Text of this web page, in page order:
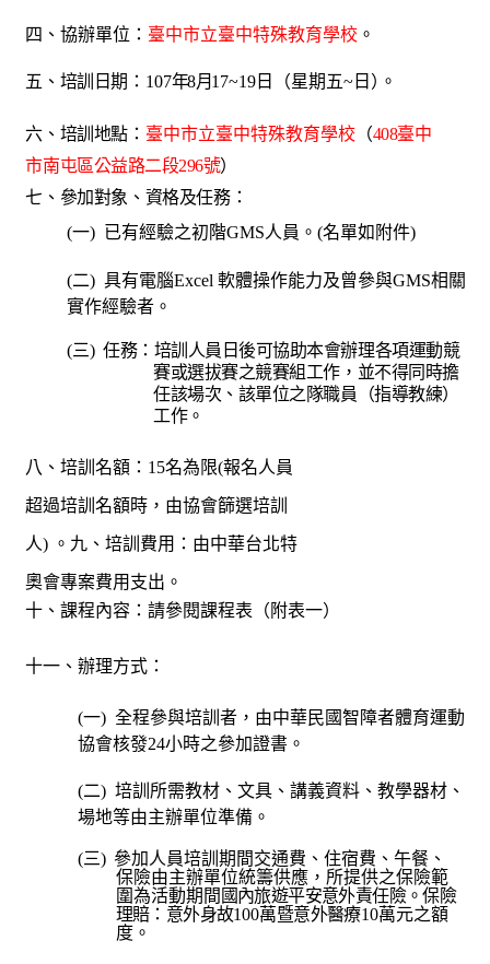
四、協辦單位： 臺中市立臺中特殊教育學校 。
五、培訓日期： 107年8月17~19日（星期五~日 ） 。
六、培訓地點： 臺中市立臺中特殊教育學校（408臺中
市南屯區公益路二段296號）
七、參加對象、資格及任務：
(一) 已有經驗之初階GMS人員。(名單如附件)
(二) 具有電腦Excel軟體操作能力及曾參與GMS相關
實作經驗者。
(三) 任務：培訓人員日後可協助本會辦理各項運動競
賽或選拔賽之競賽組工作，並不得同 時擔
任該場次、該單位之隊職員（指導教練）
工作。
八、培訓名額： 15名為限(報名人員
超過培訓名額時，由協會篩選培訓
人) 。 九、培訓費用：由中華台北特
奧會專案費用支出。
十、課程內容：請參閱課程表（附表一）
十一、辦理方式：
(一) 全程參與培訓者，由中華民國智障者體育運動
協會核發24小時之參加證書。
(二) 培訓所需教材、文具、講義資料、教學器材、
場地等由主辦單位準備。
(三) 參加人員培訓期間交通費、住宿費、午餐、
保險由主辦單位統籌供應，所提供之保險範
圍為活動期間 國內旅遊平安意外責任險。保險
理賠：意外身故100萬暨意外醫療10萬元之額
度。